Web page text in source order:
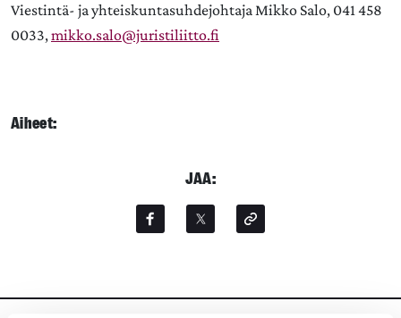
Viestintä- ja yhteiskuntasuhdejohtaja Mikko Salo, 041 458
0033,mikko.salo@juristiliitto.fi
Aiheet:
JAA: